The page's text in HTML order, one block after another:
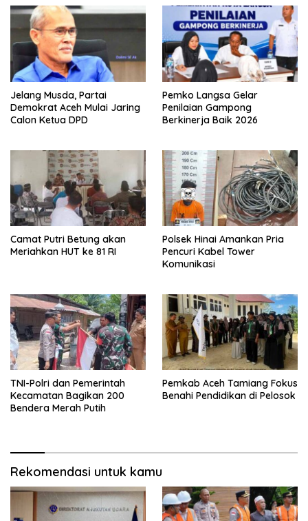
Jelang Musda, Partai
Demokrat Aceh Mulai Jaring
Calon Ketua DPD
Pemko Langsa Gelar
Penilaian Gampong
Berkinerja Baik 2026
Camat Putri Betung akan
Meriahkan HUT ke 81 RI
Polsek Hinai Amankan Pria
Pencuri Kabel Tower
Komunikasi
TNI-Polri dan Pemerintah
Kecamatan Bagikan 200
Bendera Merah Putih
Pemkab Aceh Tamiang Fokus
Benahi Pendidikan di Pelosok
Rekomendasi untuk kamu